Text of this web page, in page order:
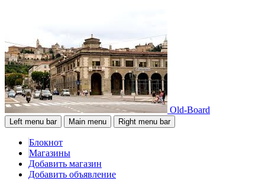
Old-Board
Left menu bar Main menu Right menu bar
Блокнот
Магазины
Добавить магазин
Добавить объявление